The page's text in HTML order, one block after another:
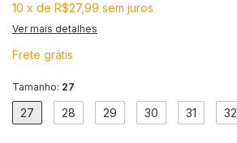
10 x de R$27,99 sem juros
Ver mais detalhes
Frete grátis
Tamanho: 27
27 28 29 30 31 32